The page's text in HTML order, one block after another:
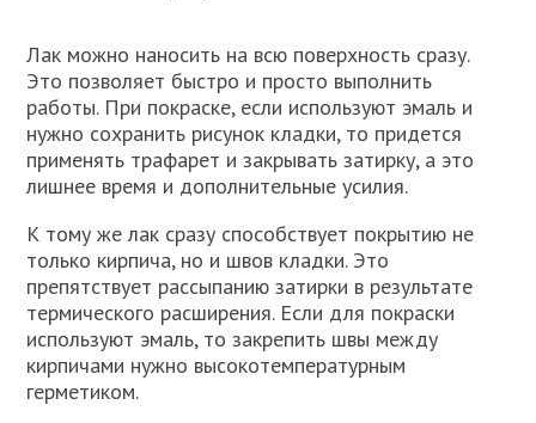
Лак можно наносить на всю поверхность сразу.
Это позволяет быстро и просто выполнить
работы. При покраске, если используют эмаль и
нужно сохранить рисунок кладки, то придется
применять трафарет и закрывать затирку, а это
лишнее время и дополнительные усилия.
К тому же лак сразу способствует покрытию не
только кирпича, но и швов кладки. Это
препятствует рассыпанию затирки в результате
термического расширения. Если для покраски
используют эмаль, то закрепить швы между
кирпичами нужно высокотемпературным
герметиком.